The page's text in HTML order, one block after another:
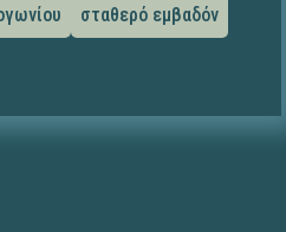
σταθερό εμβαδόν